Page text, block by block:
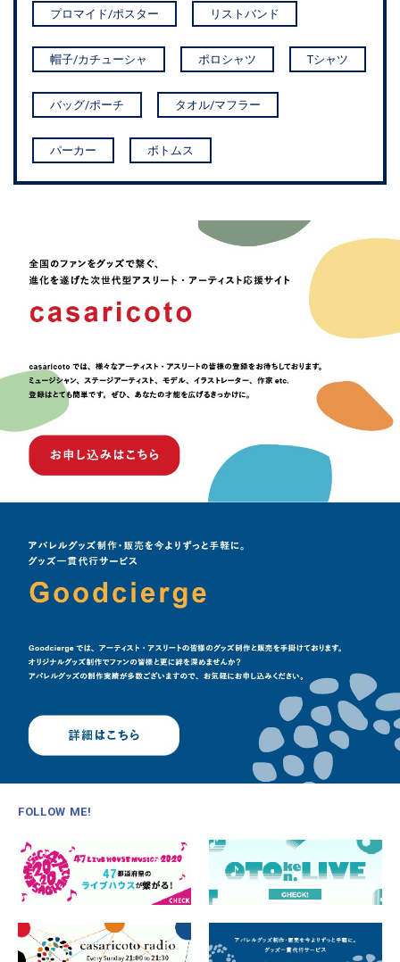
プロマイド/ポスター リストバンド
帽子/カチューシャ ポロシャツ Tシャツ
バッグ/ポーチ タオル/マフラー
パーカー ボトムス
FOLLOW ME!